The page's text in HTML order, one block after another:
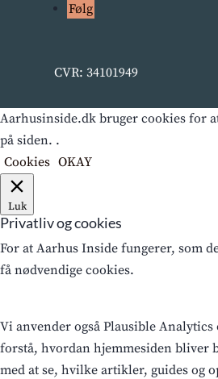
Følg
CVR: 34101949
Aarhusinside.dk bruger cookies for
på siden. .
Cookies OKAY
Luk
Privatliv og cookies
For at Aarhus Inside fungerer, som
få nødvendige cookies.
Vi anvender også Plausible
forstå, hvordan hjemmesiden bliver
med at se, hvilke artikler, guides og